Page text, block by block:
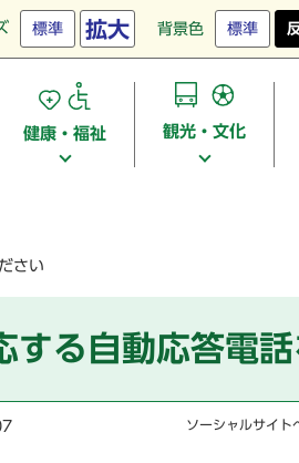
標準 拡大 背景色 標準
健康・福祉 観光・文化
さい
る自動応答電
ソーシャルサイト